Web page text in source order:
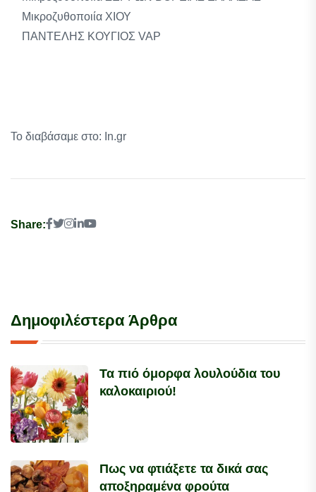
Μικροζυθοποιία ΧΙΟΥ
ΠΑΝΤΕΛΗΣ ΚΟΥΓΙΟΣ VAP
Το διαβάσαμε στο: In.gr
Share:
Δημοφιλέστερα Άρθρα
Τα πιό όμορφα λουλούδια του
καλοκαιριού!
Πως να φτιάξετε τα δικά σας
αποξηραμένα φρούτα